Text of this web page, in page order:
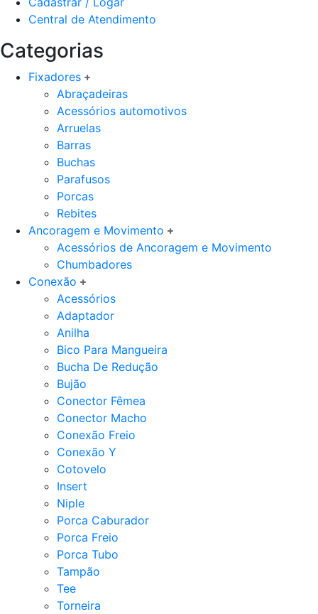
Central de Atendimento
Categorias
Fixadores
Abraçadeiras
Acessórios automotivos
Arruelas
Barras
Buchas
Parafusos
Porcas
Rebites
Ancoragem e Movimento
Acessórios de Ancoragem e Movimento
Chumbadores
Conexão
Acessórios
Adaptador
Anilha
Bico Para Mangueira
Bucha De Redução
Bujão
Conector Fêmea
Conector Macho
Conexão Freio
Conexão Y
Cotovelo
Insert
Niple
Porca Caburador
Porca Freio
Porca Tubo
Tampão
Tee
Torneira